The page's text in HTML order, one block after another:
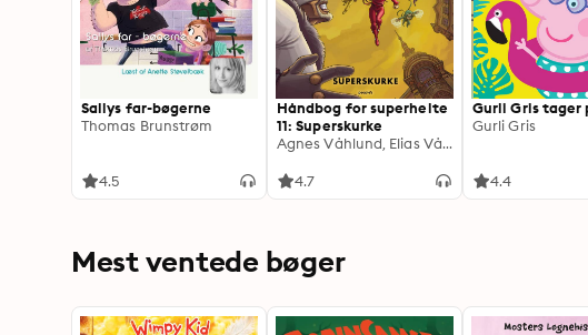
Sallys far-bøgerne
Thomas Brunstrøm
4.5
Håndbog for superhelte
11: Superskurke
Agnes Våhlund, Elias Våhlund
4.7
Gurli Gris tager
Gurli Gris
4.4
Mest ventede bøger